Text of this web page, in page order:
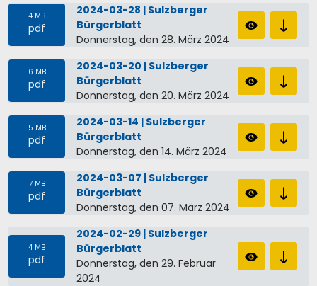
4 MB
pdf
2024-03-28 | Sulzberger
Bürgerblatt
Donnerstag, den 28. März 2024
6 MB
pdf
2024-03-20 | Sulzberger
Bürgerblatt
Donnerstag, den 20. März 2024
5 MB
pdf
2024-03-14 | Sulzberger
Bürgerblatt
Donnerstag, den 14. März 2024
7 MB
pdf
2024-03-07 | Sulzberger
Bürgerblatt
Donnerstag, den 07. März 2024
4 MB
pdf
2024-02-29 | Sulzberger
Bürgerblatt
Donnerstag, den 29. Februar
2024